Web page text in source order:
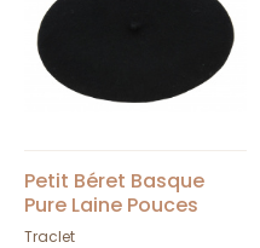
Petit Béret Basque
Pure Laine Pouces
Imperméable Noir -
Traclet